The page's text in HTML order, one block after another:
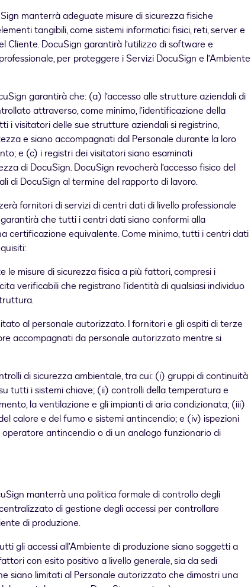
manterrà adeguate misure di sicurezza fisiche
tangibili, come sistemi informatici fisici, reti, server e
Cliente. DocuSign garantirà l’utilizzo di software e
per proteggere i Servizi DocuSign e l’Ambiente
garantirà che: (a) l’accesso alle strutture aziendali di
attraverso, come minimo, l’identificazione della
i visitatori delle sue strutture aziendali si registrino,
e siano accompagnati dal Personale durante la loro
e (c) i registri dei visitatori siano esaminati
di DocuSign. DocuSign revocherà l’accesso fisico del
di DocuSign al termine del rapporto di lavoro.
fornitori di servizi di centri dati di livello professionale
che tutti i centri dati siano conformi alla
certificazione equivalente. Come minimo, tutti i centri dati
le misure di sicurezza fisica a più fattori, compresi i
verificabili che registrano l’identità di qualsiasi individuo
al personale autorizzato. I fornitori e gli ospiti di terze
accompagnati da personale autorizzato mentre si
di sicurezza ambientale, tra cui: (i) gruppi di continuità
tutti i sistemi chiave; (ii) controlli della temperatura e
la ventilazione e gli impianti di aria condizionata; (iii)
calore e del fumo e sistemi antincendio; e (iv) ispezioni
antincendio o di un analogo funzionario di
manterrà una politica formale di controllo degli
di gestione degli accessi per controllare
di produzione.
gli accessi all’Ambiente di produzione siano soggetti a
con esito positivo a livello generale, sia da sedi
siano limitati al Personale autorizzato che dimostri una